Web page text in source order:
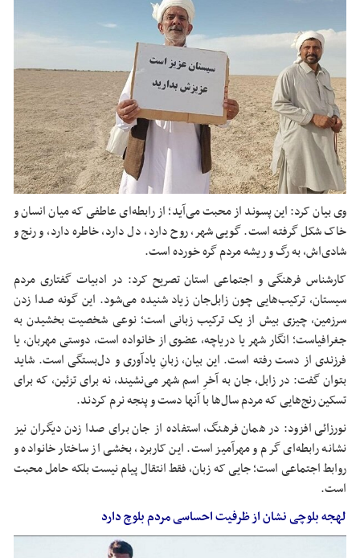
وی بیان کرد: این پسوند از محبت می‌آید؛ از رابطه‌ای عاطفی که میان انسان و
خاک شکل گرفته است. گویی شهر، روح دارد، دل دارد، خاطره دارد، و رنج و
شادی‌اش، به رگ و ریشه مردم گره خورده است.
کارشناس فرهنگی و اجتماعی استان تصریح کرد: در ادبیات گفتاری مردم
سیستان، ترکیب‌هایی چون زابل‌جان زیاد شنیده می‌شود. این گونه صدا زدن
سرزمین، چیزی بیش از یک ترکیب زبانی است؛ نوعی شخصیت بخشیدن به
جغرافیاست؛ انگار شهر یا دریاچه، عضوی از خانواده است، دوستی مهربان، یا
فرزندی از دست رفته است. این بیان، زبانِ یادآوری و دل‌بستگی است. شاید
بتوان گفت: در زابل، جان به آخرِ اسم شهر می‌نشیند، نه برای تزئین، که برای
تسکین رنج‌هایی که مردم سال‌ها با آنها دست و پنجه نرم کردند.
نورزائیافزود: در همان فرهنگ، استفاده از جان برای صدا زدن دیگران نیز
نشانه رابطه‌ای گرم و مهرآمیز است. این کاربرد، بخشی از ساختار خانواده و
روابط اجتماعی است؛ جایی که زبان، فقط انتقال پیام نیست بلکه حامل محبت
است.
لهجه بلوچی نشان از ظرفیت احساسی مردم بلوچ دارد